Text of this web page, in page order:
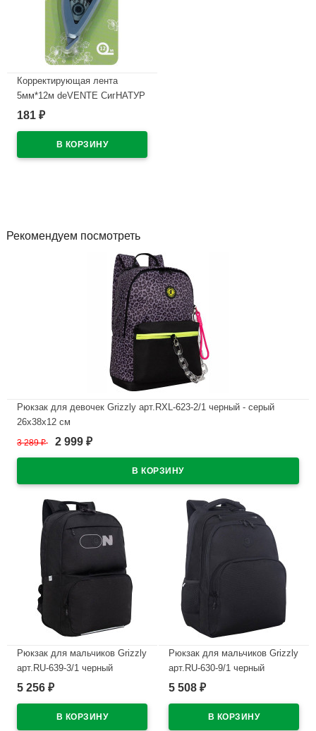
Корректирующая лента
5мм*12м deVENTE СигНАТУР
(sigNATURE) арт.4062511
181 ₽
Рекомендуем посмотреть
Рюкзак для девочек Grizzly арт.RXL-623-2/1 черный - серый
26х38х12 см
В наличии
3 289₽ 2 999 ₽
Рюкзак для мальчиков Grizzly
арт.RU-639-3/1 черный
30х42,5х13,5 см
5 256 ₽
Рюкзак для мальчиков Grizzly
арт.RU-630-9/1 черный
32х45х23 см
5 508 ₽